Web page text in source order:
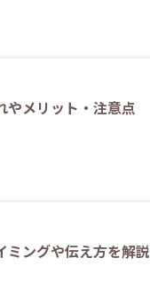
やメリット・注意点
ミングや伝え方を解説